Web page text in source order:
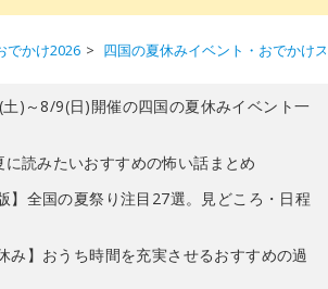
でかけ2026 四国の夏休みイベント・おでかけ
)～8/9(日)開催の四国の夏休みイベント一
に読みたいおすすめの怖い話まとめ
】全国の夏祭り注目27選。見どころ・日程
み】おうち時間を充実させるおすすめの過